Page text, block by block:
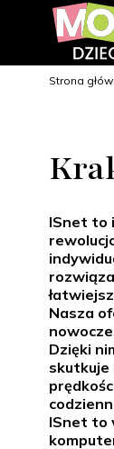
Strona
ISnet to
Nasza
Dzięki
skutkuje
ISnet to